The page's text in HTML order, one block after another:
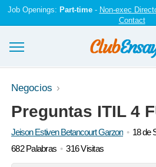
Job Openings: Part-time- Non-exec
Contact
Ensayos y trabajos
Registrarse
Iniciar sesión
Negocios
Preguntas ITIL 4
Jeison Estiven Betancourt Garzon
18 de
682 Palabras
316 Visitas